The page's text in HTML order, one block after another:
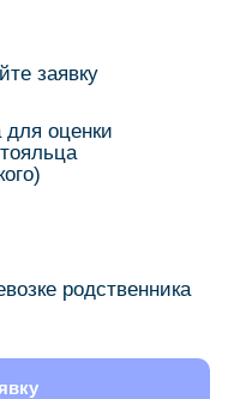
заявку
оценки
родственника